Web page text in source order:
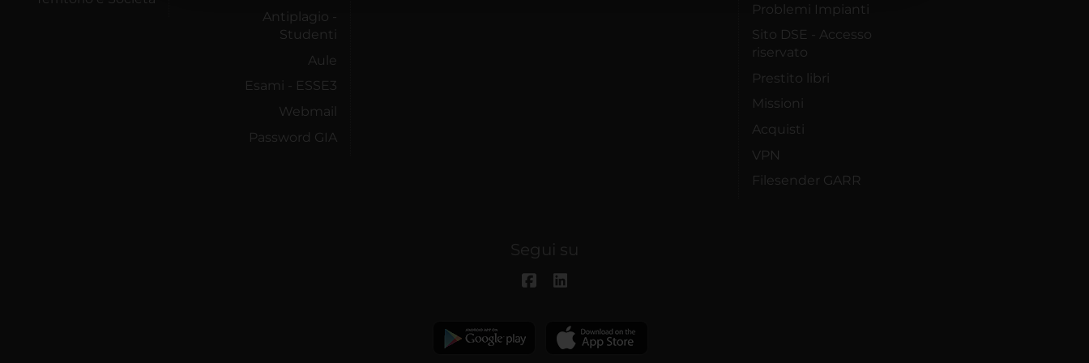
Antiplagio -
Studenti
Aule
Esami - ESSE3
Webmail
Password GIA
Problemi Impianti
Sito DSE - Accesso
riservato
Prestito libri
Missioni
Acquisti
VPN
Filesender GARR
Segui su